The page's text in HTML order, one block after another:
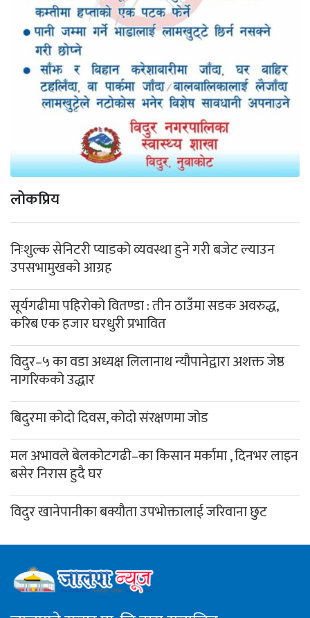
लोकप्रिय
निःशुल्क सेनिटरी प्याडको व्यवस्था हुने गरी बजेट ल्याउन
उपसभामुखको आग्रह
सूर्यगढीमा पहिरोको वितण्डा : तीन ठाउँमा सडक अवरुद्ध,
करिब एक हजार घरधुरी प्रभावित
विदुर–५ का वडा अध्यक्ष लिलानाथ न्यौपानेद्वारा अशक्त जेष्ठ
नागरिकको उद्धार
बिदुरमा कोदो दिवस, कोदो संरक्षणमा जोड
मल अभावले बेलकोटगढी–का किसान मर्कामा , दिनभर लाइन
बसेर निरास हुदै घर
विदुर खानेपानीका बक्यौता उपभोक्तालाई जरिवाना छुट